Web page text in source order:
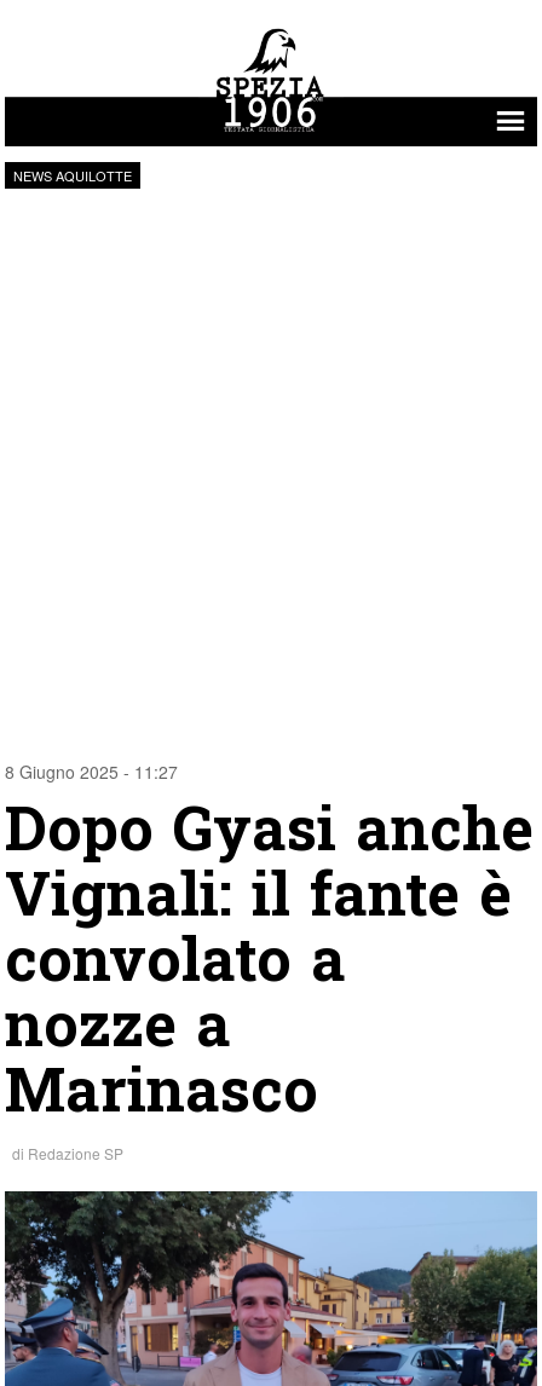
Vai al contenuto
NEWS AQUILOTTE
8 Giugno 2025 - 11:27
Dopo Gyasi anche
Vignali: il fante è
convolato a
nozze a
Marinasco
di Redazione SP